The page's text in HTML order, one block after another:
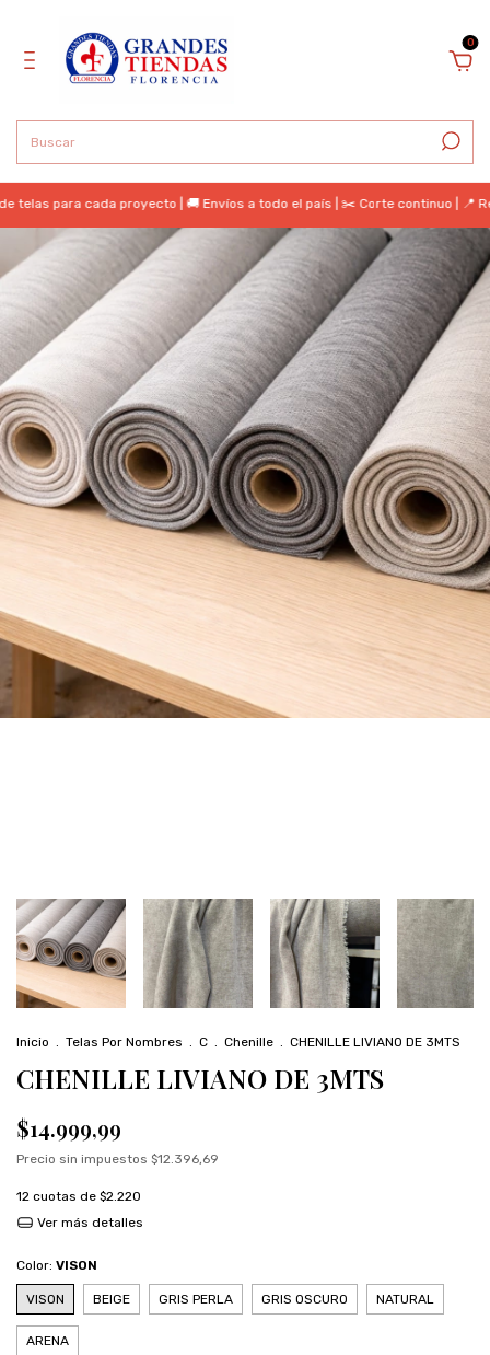
0
para cada proyecto | 🚚 Envíos a todo el país | ✂️ Corte continuo | 📍
Inicio . Telas Por Nombres . C . Chenille . CHENILLE LIVIANO DE 3MTS
CHENILLE LIVIANO DE 3MTS
$14.999,99
Precio sin impuestos $12.396,69
12 cuotas de $2.220
Ver más detalles
Color: VISON
VISON BEIGE GRIS PERLA GRIS OSCURO NATURAL
ARENA